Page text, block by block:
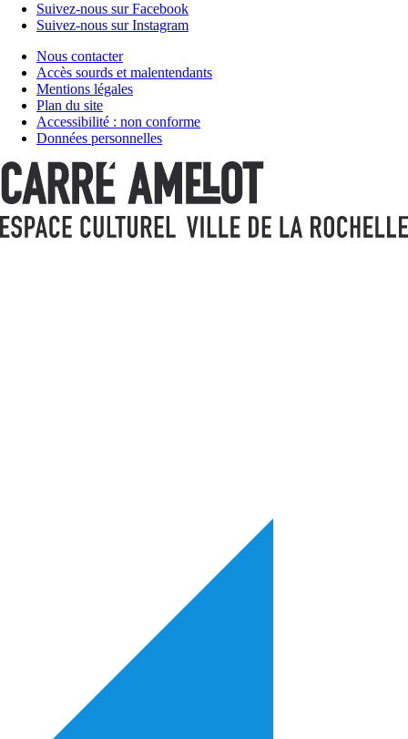
Suivez-nous sur Facebook
Suivez-nous sur Instagram
Nous contacter
Accès sourds et malentendants
Mentions légales
Plan du site
Accessibilité : non conforme
Données personnelles